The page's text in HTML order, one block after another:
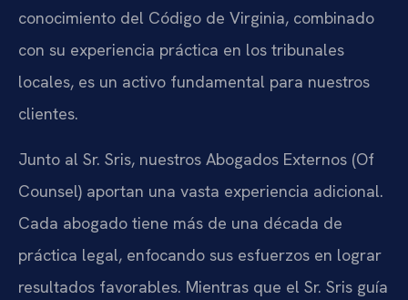
conocimiento del Código de Virginia, combinado
con su experiencia práctica en los tribunales
locales, es un activo fundamental para nuestros
clientes.
Junto al Sr. Sris, nuestros Abogados Externos (Of
Counsel) aportan una vasta experiencia adicional.
Cada abogado tiene más de una década de
práctica legal, enfocando sus esfuerzos en lograr
resultados favorables. Mientras que el Sr. Sris guía